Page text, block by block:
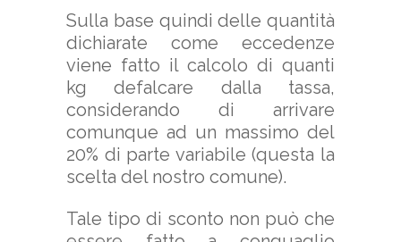
Sulla base quindi delle quantità
dichiarate come eccedenze
viene fatto il calcolo di quanti
kg defalcare dalla tassa,
considerando di arrivare
comunque ad un massimo del
20% di parte variabile (questa la
scelta del nostro comune).
Tale tipo di sconto non può che